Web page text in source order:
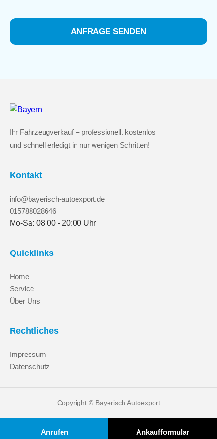
ANFRAGE SENDEN
Ihr Fahrzeugverkauf – professionell, kostenlos
und schnell erledigt in nur wenigen Schritten!
Kontakt
info@bayerisch-autoexport.de
015788028646
Mo-Sa: 08:00 - 20:00 Uhr
Quicklinks
Home
Service
Über Uns
Rechtliches
Impressum
Datenschutz
Copyright © Bayerisch Autoexport
Anrufen Ankaufformular